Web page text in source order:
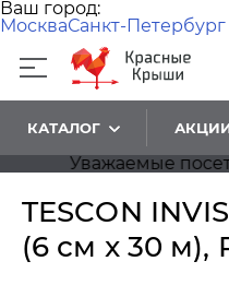
Ваш город:
МоскваСанкт-Петербург
КАТАЛОГ
Уважаемые
TESCON
(6 см x 30 м),